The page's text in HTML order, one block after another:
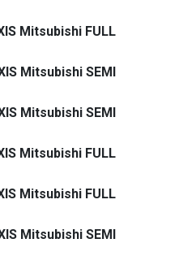
Mitsubishi FULL
Mitsubishi SEMI
Mitsubishi SEMI
Mitsubishi FULL
Mitsubishi FULL
Mitsubishi SEMI